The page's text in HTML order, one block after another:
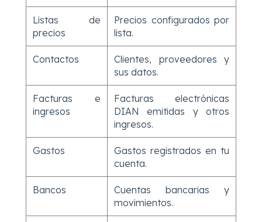
Listas de
precios
Precios configurados por
lista.
Contactos
Clientes, proveedores y
sus datos.
Facturas e
ingresos
Facturas electrónicas
DIAN emitidas y otros
ingresos.
Gastos
Gastos registrados en tu
cuenta.
Bancos
Cuentas bancarias y
movimientos.